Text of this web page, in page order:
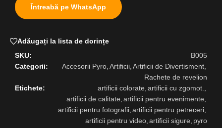
Întreabă pe WhatsApp
Adăugați la lista de dorințe
SKU:
B005
Categorii:
Accesorii Pyro Artificii Artificii de Divertisment
Rachete de revelion
Etichete:
artificii colorate artificii cu zgomot.
artificii de calitate artificii pentru evenimente
artificii pentru fotografii artificii pentru petreceri
artificii pentru video artificii sigure pyro